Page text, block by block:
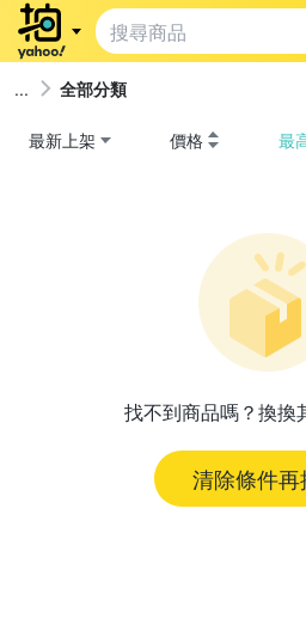
全部分類
最新上架 價格 最
找不到商品嗎？換換
清除條件